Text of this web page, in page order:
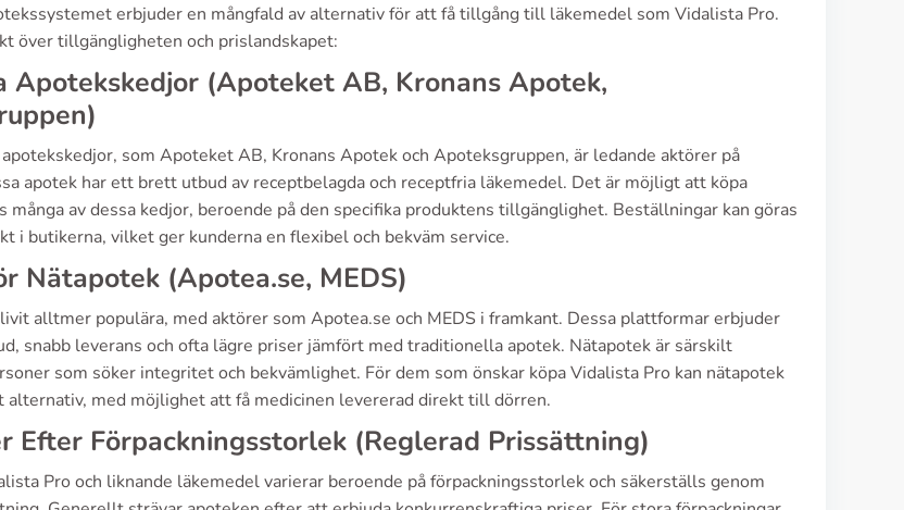
erbjuder en mångfald av alternativ för att få tillgång till läkemedel som Vidalista Pro.
över tillgängligheten och prislandskapet:
Apotekskedjor (Apoteket AB, Kronans Apotek,
som Apoteket AB, Kronans Apotek och Apoteksgruppen, är ledande aktörer på
apotek har ett brett utbud av receptbelagda och receptfria läkemedel. Det är möjligt att köpa
många av dessa kedjor, beroende på den specifika produktens tillgänglighet. Beställningar kan göras
i butikerna, vilket ger kunderna en flexibel och bekväm service.
Nätapotek (Apotea.se, MEDS)
alltmer populära, med aktörer som Apotea.se och MEDS i framkant. Dessa plattformar erbjuder
snabb leverans och ofta lägre priser jämfört med traditionella apotek. Nätapotek är särskilt
som söker integritet och bekvämlighet. För dem som önskar köpa Vidalista Pro kan nätapotek
alternativ, med möjlighet att få medicinen levererad direkt till dörren.
Efter Förpackningsstorlek (Reglerad Prissättning)
Pro och liknande läkemedel varierar beroende på förpackningsstorlek och säkerställs genom